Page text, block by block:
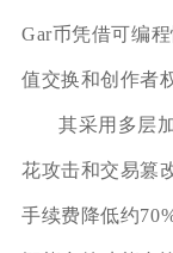
Gar币凭借可编
值交换和创作者
其采用多层
花攻击和交易篡
手续费降低约